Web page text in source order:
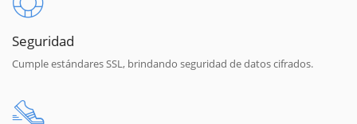
Seguridad
Cumple estándares SSL, brindando seguridad de datos cifrados.